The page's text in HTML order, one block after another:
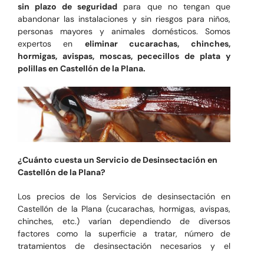
sin plazo de seguridad para que no tengan que
abandonar las instalaciones y sin riesgos para niños,
personas mayores y animales domésticos. Somos
expertos en eliminar cucarachas, chinches,
hormigas, avispas, moscas, pececillos de plata y
polillas en Castellón de la Plana.
¿Cuánto cuesta un Servicio de Desinsectación en
Castellón de la Plana?
Los precios de los Servicios de desinsectación en
Castellón de la Plana (cucarachas, hormigas, avispas,
chinches, etc.) varían dependiendo de diversos
factores como la superficie a tratar, número de
tratamientos de desinsectación necesarios y el